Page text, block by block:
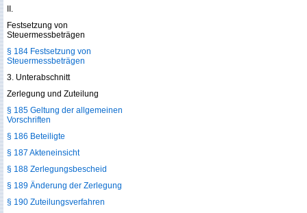
II.
Festsetzung von
Steuermessbeträgen
§ 184 Festsetzung von
Steuermessbeträgen
3. Unterabschnitt
Zerlegung und Zuteilung
§ 185 Geltung der allgemeinen
Vorschriften
§ 186 Beteiligte
§ 187 Akteneinsicht
§ 188 Zerlegungsbescheid
§ 189 Änderung der Zerlegung
§ 190 Zuteilungsverfahren